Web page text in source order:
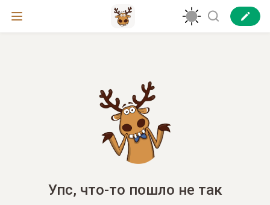
Упс, что-то пошло не так